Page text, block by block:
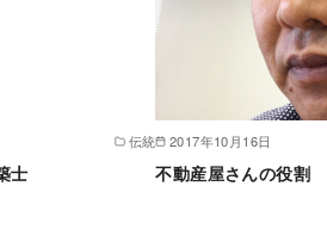
伝統
士
2017年10月16日
不動産屋さんの役割